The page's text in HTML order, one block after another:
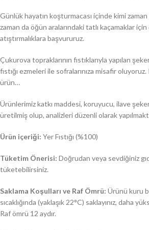
Günlük hayatın koşturmacası içinde kimi
zaman da öğün aralarındaki tatlı kaçamaklar
atıştırmalıklara başvururuz.
Çukurova topraklarının fıstıklarıyla yapılan
fıstığı ezmeleri ile sofralarınıza misafir
ürün…
Ürünlerimiz katkı maddesi, koruyucu, ilave
üretilmiş olup, analizleri düzenli olarak
Ürün içeriği: Yer Fıstığı (%100)
Tüketim Önerisi: Doğrudan veya sevdiğiniz
tüketebilirsiniz.
Saklama Koşulları ve Raf Ömrü: Ürünü kuru
sıcaklığında (yaklaşık 22°C) saklayınız, daha
Raf ömrü 12 aydır.